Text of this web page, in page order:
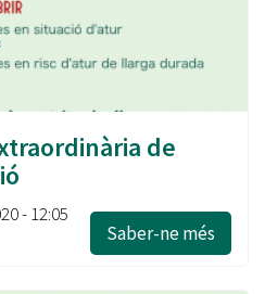
de
- 12:05
Saber-ne més